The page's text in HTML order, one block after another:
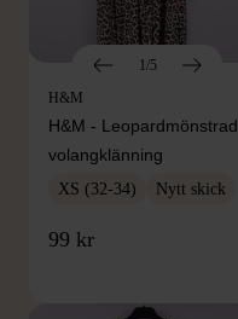
1/5
H&M
H&M - Leopardmönstrad
volangklänning
XS (32-34) Nytt skick
99 kr